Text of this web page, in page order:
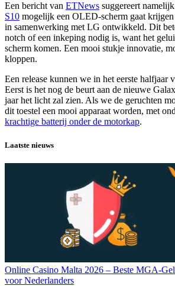
Een bericht van ETNews suggereert
S10 mogelijk een OLED-scherm gaat
in samenwerking met LG ontwikkeld. Dit
notch of een inkeping nodig is, want het
scherm komen. Een mooi stukje innovatie,
kloppen.
Een release kunnen we in het eerste halfjaar
Eerst is het nog de beurt aan de nieuwe
jaar het licht zal zien. Als we de geruchten
dit toestel een mooi apparaat worden, met
krachtige batterij onder de motorkap.
Laatste nieuws
Online Casino Malta 2026 – Beste MGA-
voor Nederlanders